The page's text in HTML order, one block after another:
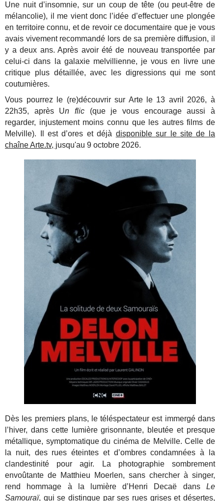
Une nuit d’insomnie, sur un coup de tête (ou peut-être de
mélancolie), il me vient donc l’idée d’effectuer une plongée
en territoire connu, et de revoir ce documentaire que je vous
avais vivement recommandé lors de sa première diffusion, il
y a deux ans. Après avoir été de nouveau transportée par
celui-ci dans la galaxie melvillienne, je vous en livre une
critique plus détaillée, avec les digressions qui me sont
coutumières.
Vous pourrez le (re)découvrir sur Arte le 13 avril 2026, à
22h35, après Un flic (que je vous encourage aussi à
regarder, injustement moins connu que les autres films de
Melville). Il est d’ores et déjà disponible sur le site de la
chaîne Arte.tv, jusqu'au 9 octobre 2026.
Dès les premiers plans, le téléspectateur est immergé dans
l’hiver, dans cette lumière grisonnante, bleutée et presque
métallique, symptomatique du cinéma de Melville. Celle de
la nuit, des rues éteintes et d’ombres condamnées à la
clandestinité pour agir. La photographie sombrement
envoûtante de Matthieu Moerlen, sans chercher à singer,
rend hommage à la lumière d’Henri Decaë dans Le
Samouraï, qui se distingue par ses rues grises et désertes,